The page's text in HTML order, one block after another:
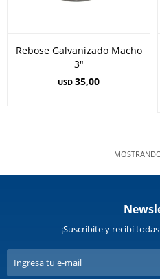
Rebose Galvanizado Macho
3"
USD 35,00
¡Suscribite y recibí